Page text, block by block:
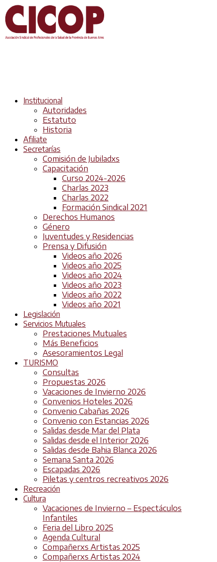
Institucional
Autoridades
Estatuto
Historia
Afiliate
Secretarías
Comisión de Jubiladxs
Capacitación
Curso 2024-2026
Charlas 2023
Charlas 2022
Formación Sindical 2021
Derechos Humanos
Género
Juventudes y Residencias
Prensa y Difusión
Videos año 2026
Videos año 2025
Videos año 2024
Videos año 2023
Videos año 2022
Videos año 2021
Legislación
Servicios Mutuales
Prestaciones Mutuales
Más Beneficios
Asesoramientos Legal
TURISMO
Consultas
Propuestas 2026
Vacaciones de Invierno 2026
Convenios Hoteles 2026
Convenio Cabañas 2026
Convenio con Estancias 2026
Salidas desde Mar del Plata
Salidas desde el Interior 2026
Salidas desde Bahia Blanca 2026
Semana Santa 2026
Escapadas 2026
Piletas y centros recreativos 2026
Recreación
Cultura
Vacaciones de Invierno – Espectáculos
Infantiles
Feria del Libro 2025
Agenda Cultural
Compañerxs Artistas 2025
Compañerxs Artistas 2024